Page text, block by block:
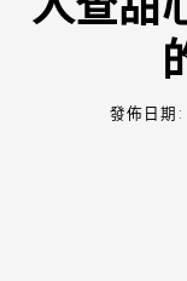
發佈日期: